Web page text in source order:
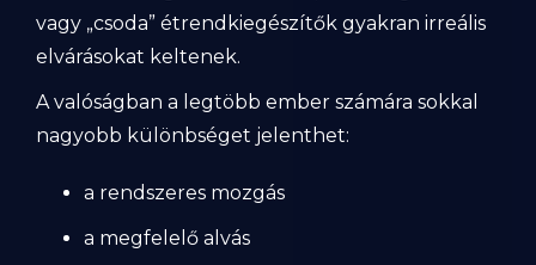
vagy „csoda” étrendkiegészítők gyakran irreális
elvárásokat keltenek.
A valóságban a legtöbb ember számára sokkal
nagyobb különbséget jelenthet:
a rendszeres mozgás
a megfelelő alvás